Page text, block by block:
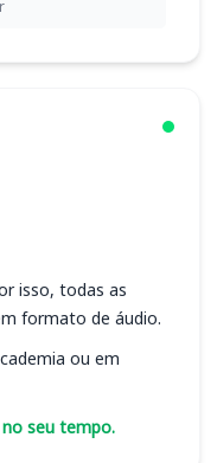
isso, todas as
formato de áudio.
ou em
seu tempo.